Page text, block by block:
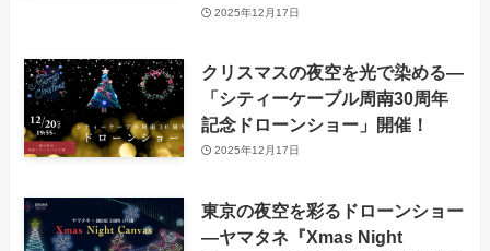
2025年12月17日
クリスマスの夜空を光で染める—
「シティーケーブル周南30周年
記念ドローンショー」開催！
2025年12月17日
東京の夜空を彩るドローンショー
―ヤマタネ『Xmas Night